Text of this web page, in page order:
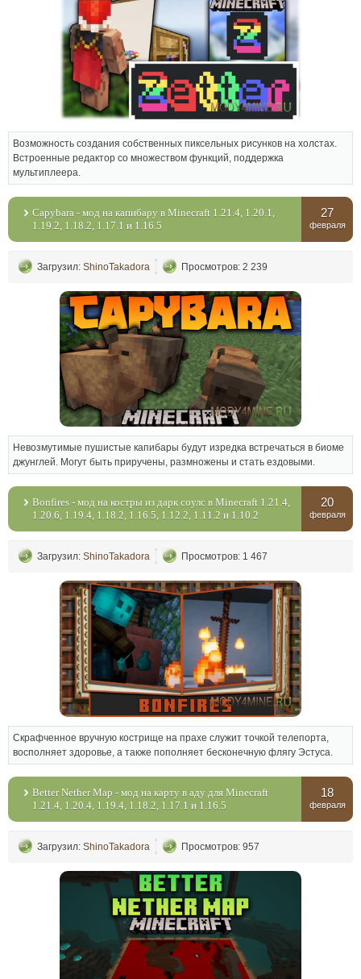
Возможность создания собственных пиксельных рисунков на холстах.
Встроенные редактор со множеством функций, поддержка
мультиплеера.
Capybara - мод на капибару в Minecraft 1.21.4, 1.20.1,
1.19.2, 1.18.2, 1.17.1 и 1.16.5
27
февраля
Загрузил: ShinoTakadora Просмотров: 2 239
Невозмутимые пушистые капибары будут изредка встречаться в биоме
джунглей. Могут быть приручены, размножены и стать ездовыми.
Bonfires - мод на костры из дарк соулс в Minecraft 1.21.4,
1.20.6, 1.19.4, 1.18.2, 1.16.5, 1.12.2, 1.11.2 и 1.10.2
20
февраля
Загрузил: ShinoTakadora Просмотров: 1 467
Скрафченное вручную кострище на прахе служит точкой телепорта,
восполняет здоровье, а также пополняет бесконечную флягу Эстуса.
Better Nether Map - мод на карту в аду для Minecraft
1.21.4, 1.20.4, 1.19.4, 1.18.2, 1.17.1 и 1.16.5
18
февраля
Загрузил: ShinoTakadora Просмотров: 957